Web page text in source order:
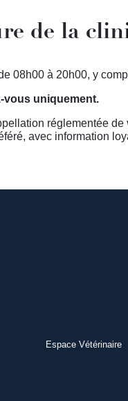
de la
08h00 à 20h00, y
vous uniquement.
réglementée
avec information
Espace Vétérinaire